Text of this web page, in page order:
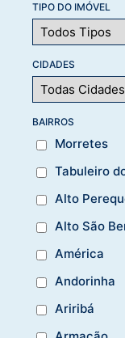
TIPO DO IMÓVEL
CIDADES
BAIRROS
Morretes
Tabuleiro
Alto
Alto São
América
Andorinha
Ariribá